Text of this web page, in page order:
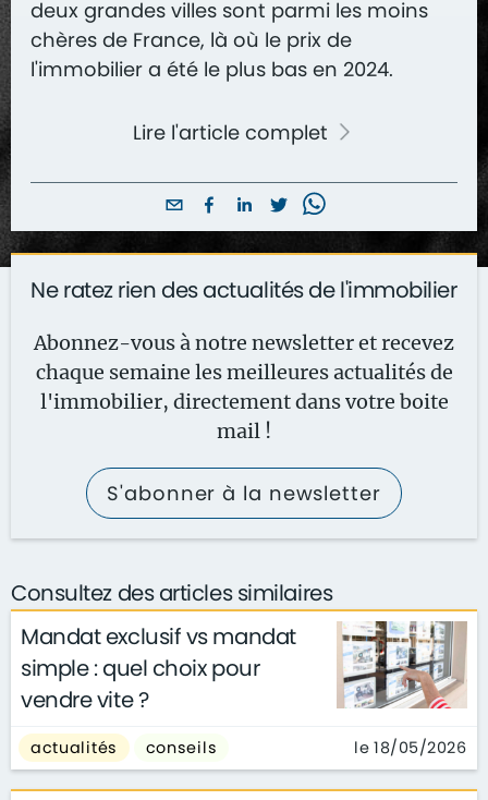
deux grandes villes sont parmi les moins
chères de France, là où le prix de
l'immobilier a été le plus bas en 2024.
Lire l'article complet
Ne ratez rien des actualités de l'immobilier
Abonnez-vous à notre newsletter et recevez
chaque semaine les meilleures actualités de
l'immobilier, directement dans votre boite
mail !
S'abonner à la newsletter
Consultez des articles similaires
Mandat exclusif vs mandat
simple : quel choix pour
vendre vite ?
actualités conseils le 18/05/2026